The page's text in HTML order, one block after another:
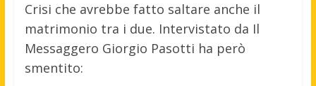
Crisi che avrebbe fatto saltare anche il
matrimonio tra i due. Intervistato da Il
Messaggero Giorgio Pasotti ha però
smentito: